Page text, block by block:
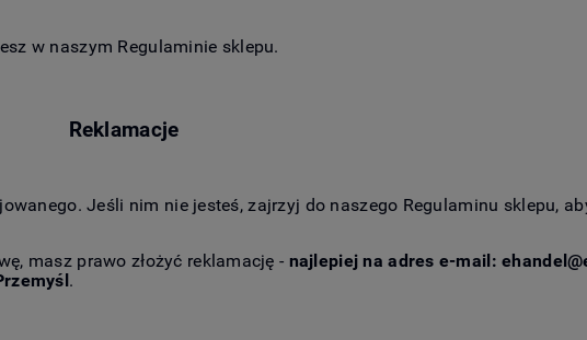
w naszym Regulaminie sklepu.
Reklamacje
Jeśli nim nie jesteś, zajrzyj do naszego Regulaminu sklepu,
masz prawo złożyć reklamację - najlepiej na adres e-mail:
.